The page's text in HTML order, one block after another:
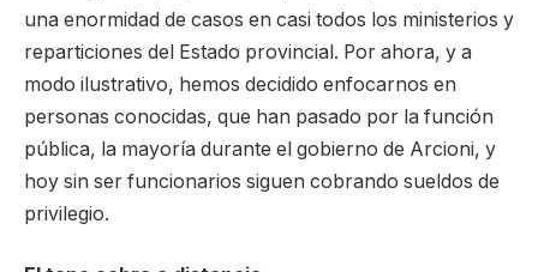
una enormidad de casos en casi todos los ministerios y
reparticiones del Estado provincial. Por ahora, y a
modo ilustrativo, hemos decidido enfocarnos en
personas conocidas, que han pasado por la función
pública, la mayoría durante el gobierno de Arcioni, y
hoy sin ser funcionarios siguen cobrando sueldos de
privilegio.